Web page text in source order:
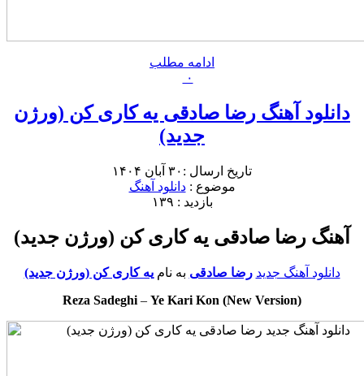
ادامه مطلب
۰
دانلود آهنگ رضا صادقی یه کاری کن (ورژن
جدید)
تاریخ ارسال :۳۰ آبان ۱۴۰۴
موضوع :دانلود آهنگ
بازدید : ۱۳۹
آهنگ رضا صادقی یه کاری کن (ورژن جدید)
دانلود آهنگ جدید رضا صادقی به نامیه کاری کن (ورژن جدید)
Reza Sadeghi – Ye Kari Kon (New Version)